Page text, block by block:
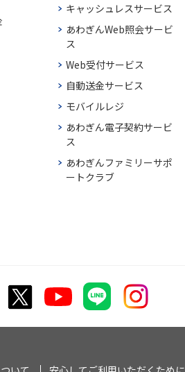
キャッシュレスサービス
あわぎんWeb照会サービ
ス
Web受付サービス
自動送金サービス
モバイルレジ
あわぎん電子契約サービ
ス
あわぎんファミリーサポ
ートクラブ